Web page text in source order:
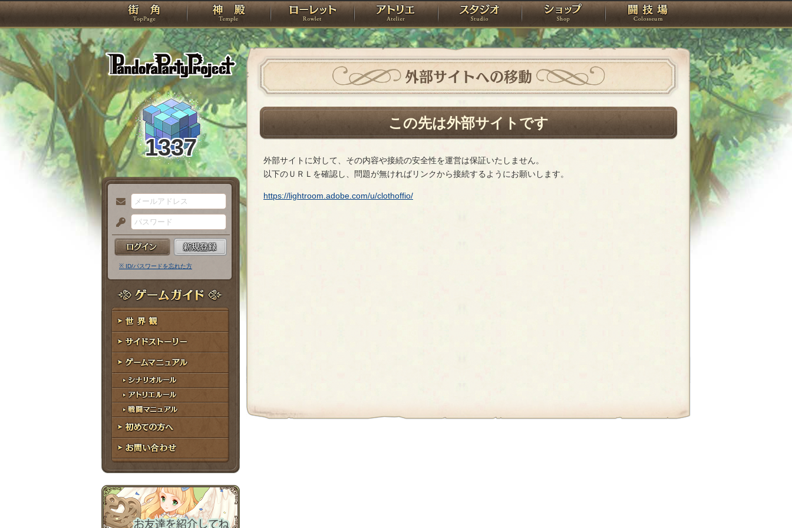
PandoraPartyProject
TOP 神殿 ローレット アトリエ スタジオ ショップ 闘技場
1337
メ
ー
ル
ア
ド
レ
ス
パ
ス
ー
ド
※ ID/パスワードを忘れた方
ゲームガイド
世界観
サイドストーリー
ゲームマニュアル
シナリオルール
アトリエルール
戦闘マニュアル
初めての方へ
お問い合わせ
外部サイトへの移動
この先は外部サイトです
外部サイトに対して、その内容や接続の安全性を運営は保証いたしません。
以下のＵＲＬを確認し、問題が無ければリンクから接続するようにお願いします。
https://lightroom.adobe.com/u/clothoffio/